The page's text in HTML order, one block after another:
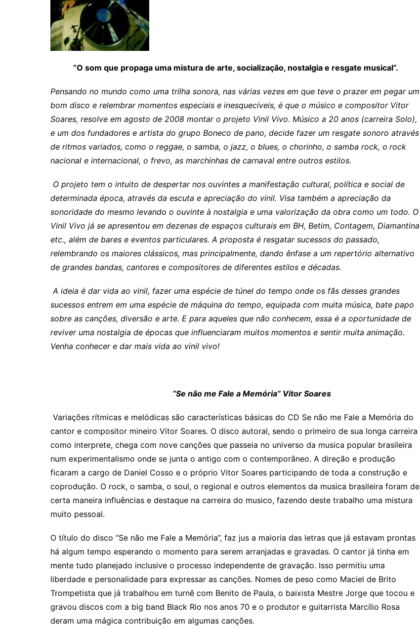
“O som que propaga uma mistura de arte, socialização, nostalgia e resgate musical”.
Pensando no mundo como uma trilha sonora, nas várias vezes em que teve o prazer em pegar um
bom disco e relembrar momentos especiais e inesquecíveis, é que o músico e compositor Vitor
Soares, resolve em agosto de 2008 montar o projeto Vinil Vivo. Músico a 20 anos (carreira Solo),
e um dos fundadores e artista do grupo Boneco de pano, decide fazer um resgate sonoro através
de ritmos variados, como o reggae, o samba, o jazz, o blues, o chorinho, o samba rock, o rock
nacional e internacional, o frevo, as marchinhas de carnaval entre outros estilos.
O projeto tem o intuito de despertar nos ouvintes a manifestação cultural, política e social de
determinada época, através da escuta e apreciação do vinil. Visa também a apreciação da
sonoridade do mesmo levando o ouvinte à nostalgia e uma valorização da obra como um todo. O
Vinil Vivo já se apresentou em dezenas de espaços culturais em BH, Betim, Contagem, Diamantina
etc., além de bares e eventos particulares. A proposta é resgatar sucessos do passado,
relembrando os maiores clássicos, mas principalmente, dando ênfase a um repertório alternativo
de grandes bandas, cantores e compositores de diferentes estilos e décadas.
A ideia é dar vida ao vinil, fazer uma espécie de túnel do tempo onde os fãs desses grandes
sucessos entrem em uma espécie de máquina do tempo, equipada com muita música, bate papo
sobre as canções, diversão e arte. E para aqueles que não conhecem, essa é a oportunidade de
reviver uma nostalgia de épocas que influenciaram muitos momentos e sentir muita animação.
Venha conhecer e dar mais vida ao vinil vivo!
“Se não me Fale a Memória” Vitor Soares
Variações rítmicas e melódicas são características básicas do CD Se não me Fale a Memória do
cantor e compositor mineiro Vitor Soares. O disco autoral, sendo o primeiro de sua longa carreira
como interprete, chega com nove canções que passeia no universo da musica popular brasileira
num experimentalismo onde se junta o antigo com o contemporâneo. A direção e produção
ficaram a cargo de Daniel Cosso e o próprio Vitor Soares participando de toda a construção e
coprodução. O rock, o samba, o soul, o regional e outros elementos da musica brasileira foram de
certa maneira influências e destaque na carreira do musico, fazendo deste trabalho uma mistura
muito pessoal.
O título do disco “Se não me Fale a Memória”, faz jus a maioria das letras que já estavam prontas
há algum tempo esperando o momento para serem arranjadas e gravadas. O cantor já tinha em
mente tudo planejado inclusive o processo independente de gravação. Isso permitiu uma
liberdade e personalidade para expressar as canções. Nomes de peso como Maciel de Brito
Trompetista que já trabalhou em turnê com Benito de Paula, o baixista Mestre Jorge que tocou e
gravou discos com a big band Black Rio nos anos 70 e o produtor e guitarrista Marcílio Rosa
deram uma mágica contribuição em algumas canções.